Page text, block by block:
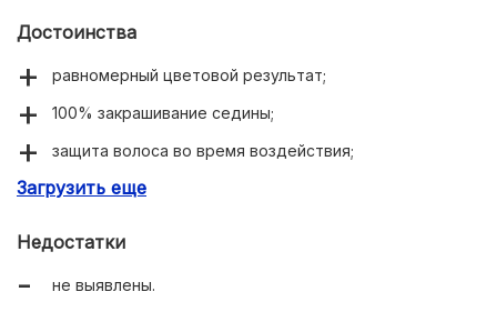
Достоинства
равномерный цветовой результат;
100% закрашивание седины;
защита волоса во время воздействия;
длительный ухаживающий эффект.
Загрузить еще
Недостатки
не выявлены.